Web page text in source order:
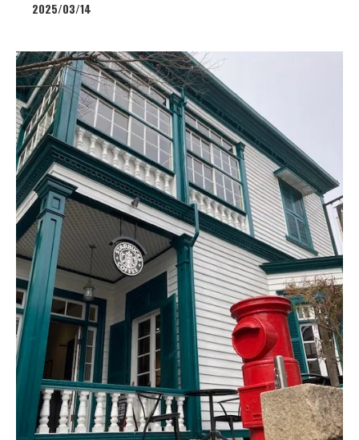
2025/03/14